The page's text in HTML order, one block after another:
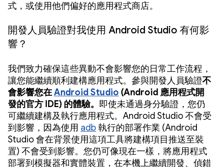
式，或使用他們偏好的應用程式商店。
開發人員驗證對我使用 Android Studio 有何影
響？
我們致力確保這些異動不會影響您的日常工作流程，
讓您能繼續順利建構應用程式。參與開發人員驗證不
會影響您在Android Studio (Android 應用程式開
發的官方 IDE) 的體驗。 即使未通過身分驗證，您仍
可繼續建構及執行應用程式。Android Studio 不會受
到影響，因為使用 adb 執行的部署作業 (Android
Studio 會在背景使用這項工具將建構項目推送至裝
置) 不會受到影響。您仍可像現在一樣，將應用程式
部署到模擬器和實體裝置，在本機上繼續開發、偵錯